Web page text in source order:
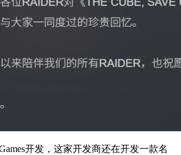
开发，这家开发商还在开发一款名